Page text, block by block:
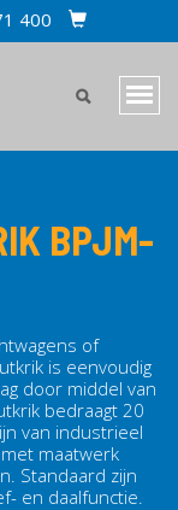
400
CART
MAIN
MENU
BPJM-
of
is eenvoudig
door middel van
bedraagt 20
van industrieel
maatwerk
Standaard zijn
en daalfunctie.